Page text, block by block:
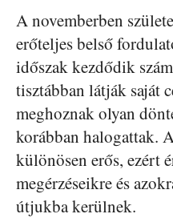
A novemberben
erőteljes belső
időszak kezdődik
tisztábban látják saját
meghoznak olyan
korábban halogattak.
különösen erős, ezért
megérzéseikre és
útjukba kerülnek.